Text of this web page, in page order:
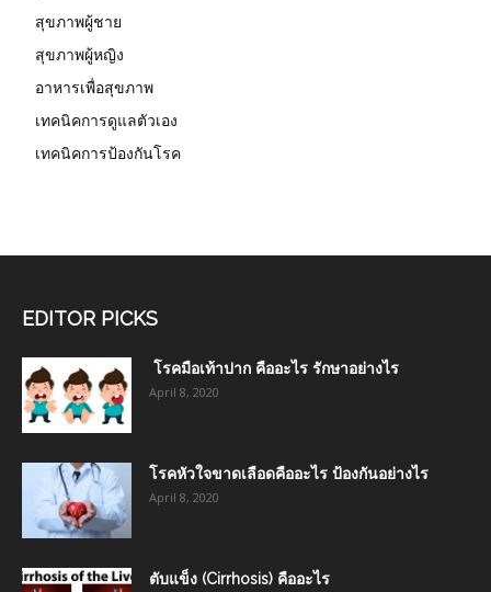
สุขภาพผู้ชาย
สุขภาพผู้หญิง
อาหารเพื่อสุขภาพ
เทคนิคการดูแลตัวเอง
เทคนิคการป้องกันโรค
EDITOR PICKS
โรคมือเท้าปาก คืออะไร รักษาอย่างไร
April 8, 2020
โรคหัวใจขาดเลือดคืออะไร ป้องกันอย่างไร
April 8, 2020
ตับแข็ง (Cirrhosis) คืออะไร